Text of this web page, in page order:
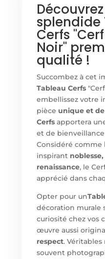
splendide
Cerfs
Noir"
qualité !
Succombez à cet
Tableau Cerfs
embellissez votre
pièce unique et
Cerfsapportera
et de
Considéré comme
inspirant
renaissance, le
apprécié dans
Opter pour un
décoration murale
curiosité chez vos
œuvre aussi
respect.
souvent